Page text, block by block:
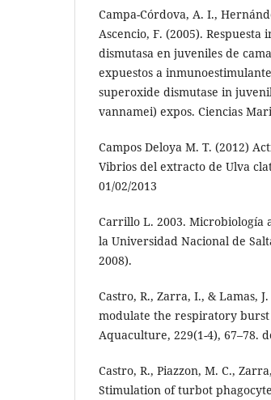
Campa-Córdova, A. I.,
Ascencio, F. (2005).
dismutasa en juveniles de
expuestos a
superoxide dismutase in
vannamei) expos. Ciencias
Campos Deloya M. T. (2012)
Vibrios del extracto de Ulva
01/02/2013
Carrillo L. 2003. Microbiología
la Universidad Nacional de
2008).
Castro, R., Zarra, I., & Lamas,
modulate the respiratory
Aquaculture, 229(1-4), 67–78.
Castro, R., Piazzon, M. C.,
Stimulation of turbot